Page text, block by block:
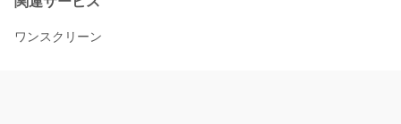
ワンスクリーン